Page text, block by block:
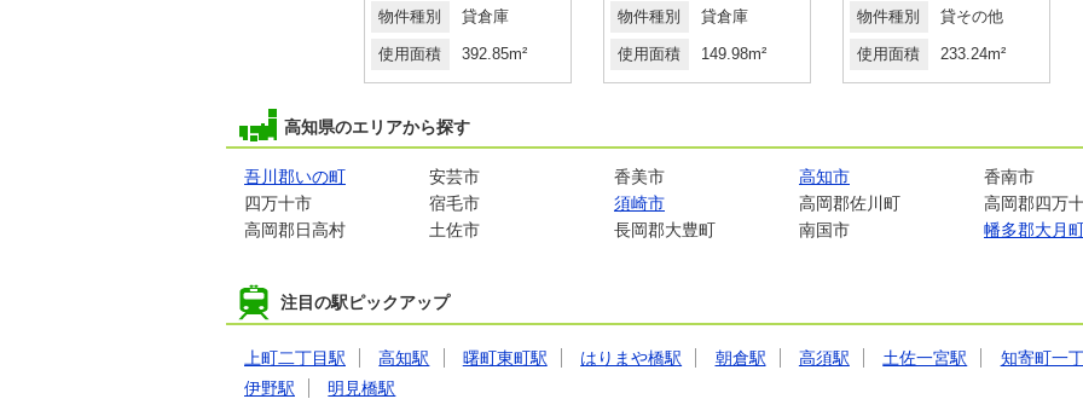
物件種別 貸倉庫
使用面積 392.85m²
物件種別 貸倉庫
使用面積 149.98m²
物件種別 貸その他
使用面積 233.24m²
高知県のエリアから探す
吾川郡いの町 安芸市 香美市 高知市
香南市
四万十市
宿毛市 須崎市 高岡郡佐川町
高岡郡四万
高岡郡日高村
土佐市 長岡郡大豊町 南国市 幡多郡大月
注目の駅ピックアップ
上町二丁目駅 高知駅 曙町東町駅 はりまや橋駅 朝倉駅 高須駅 土佐一宮駅
知寄町一
伊野駅
明見橋駅